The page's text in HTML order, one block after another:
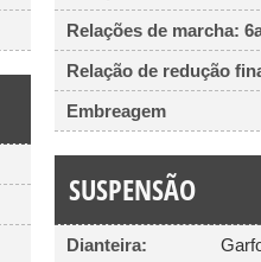
Relações de marcha:
Relação de redução
Embreagem
SUSPENSÃO
Dianteira: